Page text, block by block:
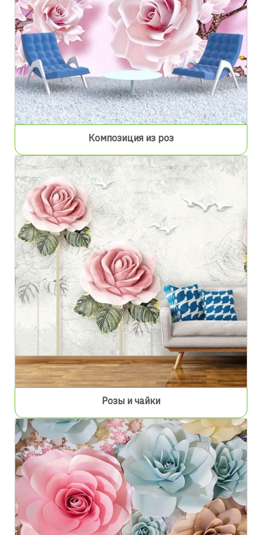
Композиция из роз
Розы и чайки